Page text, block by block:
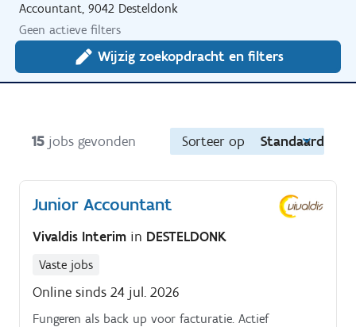
Accountant, 9042 Desteldonk
Geen actieve filters
Wijzig zoekopdracht en filters
15 jobs gevonden Sorteer op Standaard
Junior Accountant
Vivaldis Interim in DESTELDONK
Vaste jobs
Online sinds 24 jul. 2026
Fungeren als back up voor facturatie. Actief